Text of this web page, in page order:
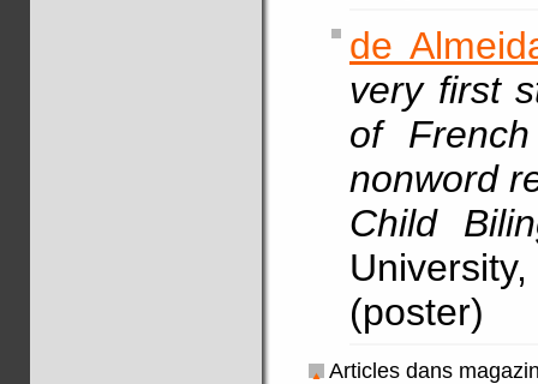
de
very first
of
nonword
Child
(poster)
Articles dans